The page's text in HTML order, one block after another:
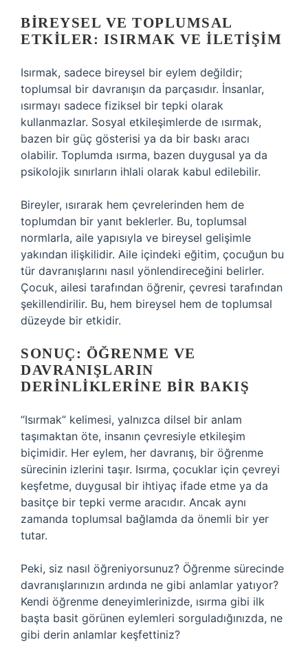
BIREYSEL VE TOPLUMSAL
ETKILER: ISIRMAK VE İLETIŞIM
Isırmak, sadece bireysel bir eylem değildir;
toplumsal bir davranışın da parçasıdır. İnsanlar,
ısırmayı sadece fiziksel bir tepki olarak
kullanmazlar. Sosyal etkileşimlerde de ısırmak,
bazen bir güç gösterisi ya da bir baskı aracı
olabilir. Toplumda ısırma, bazen duygusal ya da
psikolojik sınırların ihlali olarak kabul edilebilir.
Bireyler, ısırarak hem çevrelerinden hem de
toplumdan bir yanıt beklerler. Bu, toplumsal
normlarla, aile yapısıyla ve bireysel gelişimle
yakından ilişkilidir. Aile içindeki eğitim, çocuğun bu
tür davranışlarını nasıl yönlendireceğini belirler.
Çocuk, ailesi tarafından öğrenir, çevresi tarafından
şekillendirilir. Bu, hem bireysel hem de toplumsal
düzeyde bir etkidir.
SONUÇ: ÖĞRENME VE
DAVRANIŞLARIN
DERINLIKLERINE BIR BAKIŞ
“Isırmak” kelimesi, yalnızca dilsel bir anlam
taşımaktan öte, insanın çevresiyle etkileşim
biçimidir. Her eylem, her davranış, bir öğrenme
sürecinin izlerini taşır. Isırma, çocuklar için çevreyi
keşfetme, duygusal bir ihtiyaç ifade etme ya da
basitçe bir tepki verme aracıdır. Ancak aynı
zamanda toplumsal bağlamda da önemli bir yer
tutar.
Peki, siz nasıl öğreniyorsunuz? Öğrenme sürecinde
davranışlarınızın ardında ne gibi anlamlar yatıyor?
Kendi öğrenme deneyimlerinizde, ısırma gibi ilk
başta basit görünen eylemleri sorguladığınızda, ne
gibi derin anlamlar keşfettiniz?